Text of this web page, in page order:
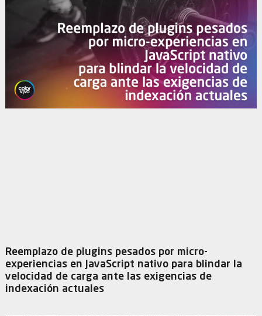
Reemplazo de plugins pesados por micro-
experiencias en JavaScript nativo para blindar la
velocidad de carga ante las exigencias de
indexación actuales